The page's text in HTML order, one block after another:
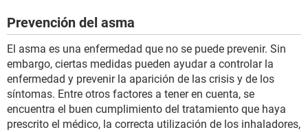
Prevención del asma
El asma es una enfermedad que no se puede prevenir. Sin
embargo, ciertas medidas pueden ayudar a controlar la
enfermedad y prevenir la aparición de las crisis y de los
síntomas. Entre otros factores a tener en cuenta, se
encuentra el buen cumplimiento del tratamiento que haya
prescrito el médico, la correcta utilización de los inhaladores,